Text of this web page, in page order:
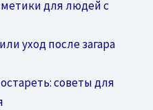
для людей с
уход после загара
советы для